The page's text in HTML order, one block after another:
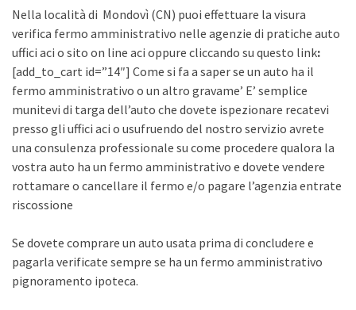
Nella località di Mondovì (CN) puoi effettuare la visura
verifica fermo amministrativo nelle agenzie di pratiche auto
uffici aci o sito on line aci oppure cliccando su questo link:
[add_to_cart id=”14″] Come si fa a saper se un auto ha il
fermo amministrativo o un altro gravame’ E’ semplice
munitevi di targa dell’auto che dovete ispezionare recatevi
presso gli uffici aci o usufruendo del nostro servizio avrete
una consulenza professionale su come procedere qualora la
vostra auto ha un fermo amministrativo e dovete vendere
rottamare o cancellare il fermo e/o pagare l’agenzia entrate
riscossione
Se dovete comprare un auto usata prima di concludere e
pagarla verificate sempre se ha un fermo amministrativo
pignoramento ipoteca.